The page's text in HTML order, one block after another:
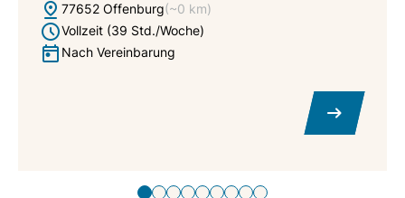
77652 Offenburg(~0 km)
Vollzeit (39 Std./Woche)
Nach Vereinbarung